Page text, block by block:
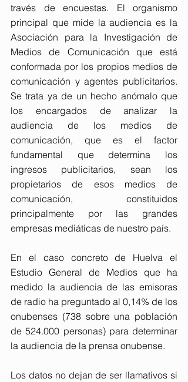
través de encuestas. El organismo
principal que mide la audiencia es la
Asociación para la Investigación de
Medios de Comunicación que está
conformada por los propios medios de
comunicación y agentes publicitarios.
Se trata ya de un hecho anómalo que
los encargados de analizar la
audiencia de los medios de
comunicación, que es el factor
fundamental que determina los
ingresos publicitarios, sean los
propietarios de esos medios de
comunicación, constituidos
principalmente por las grandes
empresas mediáticas de nuestro país.
En el caso concreto de Huelva el
Estudio General de Medios que ha
medido la audiencia de las emisoras
de radio ha preguntado al 0,14% de los
onubenses (738 sobre una población
de 524.000 personas) para determinar
la audiencia de la prensa onubense.
Los datos no dejan de ser llamativos si